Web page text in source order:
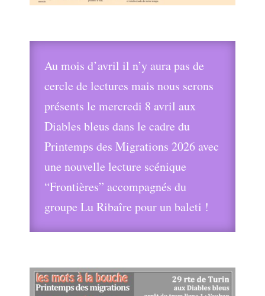
Au mois d’avril il n’y aura pas de
cercle de lectures mais nous serons
présents le mercredi 8 avril aux
Diables bleus dans le cadre du
Printemps des Migrations 2026 avec
une nouvelle lecture scénique
“Frontières” accompagnés du
groupe Lu Ribaîre pour un baleti !